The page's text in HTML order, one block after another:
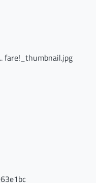
fare!_thumbnail.jpg